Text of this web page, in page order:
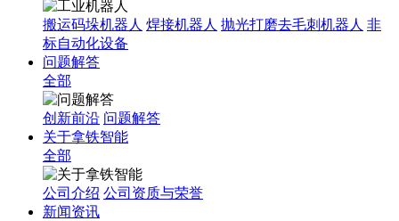
搬运码垛机器人 焊接机器人 抛光打磨去毛刺机器人 非
标自动化设备
问题解答
全部
创新前沿 问题解答
关于拿铁智能
全部
公司介绍 公司资质与荣誉
新闻资讯